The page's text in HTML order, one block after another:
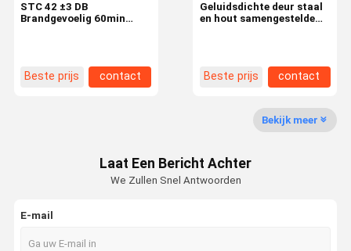
Kwaliteitsco
Neem
Gevallen
Geluidsdichte deur staal
en hout samengestelde
Beste prijs contact
STC 42 ±3 DB
Brandgevoelig 60min
Beste prijs contact
Bekijk meer
Laat Een Bericht Achter
We Zullen Snel Antwoorden
E-mail